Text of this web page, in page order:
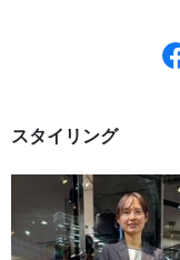
スタイリング